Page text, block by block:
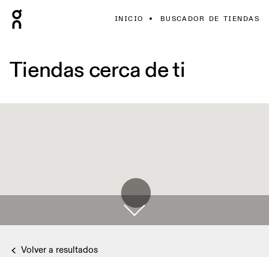
INICIO BUSCADOR DE TIENDAS
Tiendas cerca de ti
Volver a resultados